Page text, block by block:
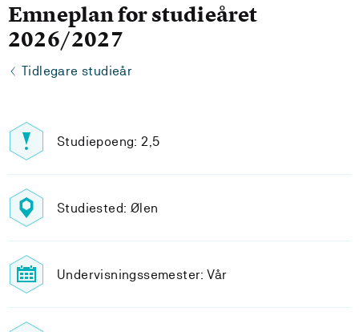
Emneplan for studieåret
2026/2027
Tidlegare studieår
Studiepoeng: 2,5
Studiested: Ølen
Undervisningssemester: Vår